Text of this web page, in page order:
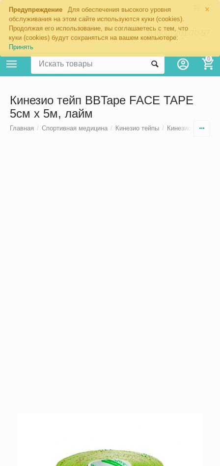
×
Предупреждение
Для обеспечения высокого уровня
обслуживания на этом сайте используются куки (cookies).
Продолжая его использование, вы соглашаетесь с тем, что
куки (cookies) будут сохраняться на вашем компьютере:
Принять
8 (800) 201-70-57
0
Кинезио тейп BBTape FACE TAPE
5см х 5м, лайм
Главная / Спортивная медицина / Кинезио тейпы / Кинезио тейпы